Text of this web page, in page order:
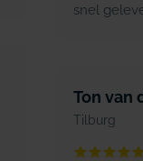
snel
Ton van
Tilburg